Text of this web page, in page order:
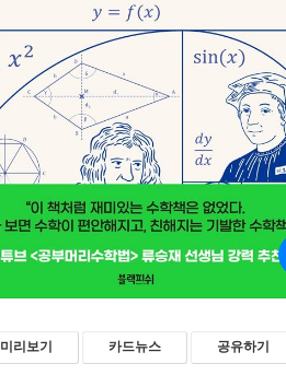
미리보기 카드뉴스 공유하기